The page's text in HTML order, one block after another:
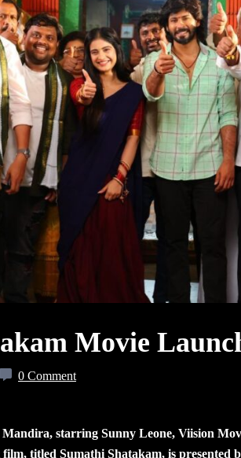
Movie
0 Comment
starring Sunny Leone, Viision
titled Sumathi Shatakam, is presented